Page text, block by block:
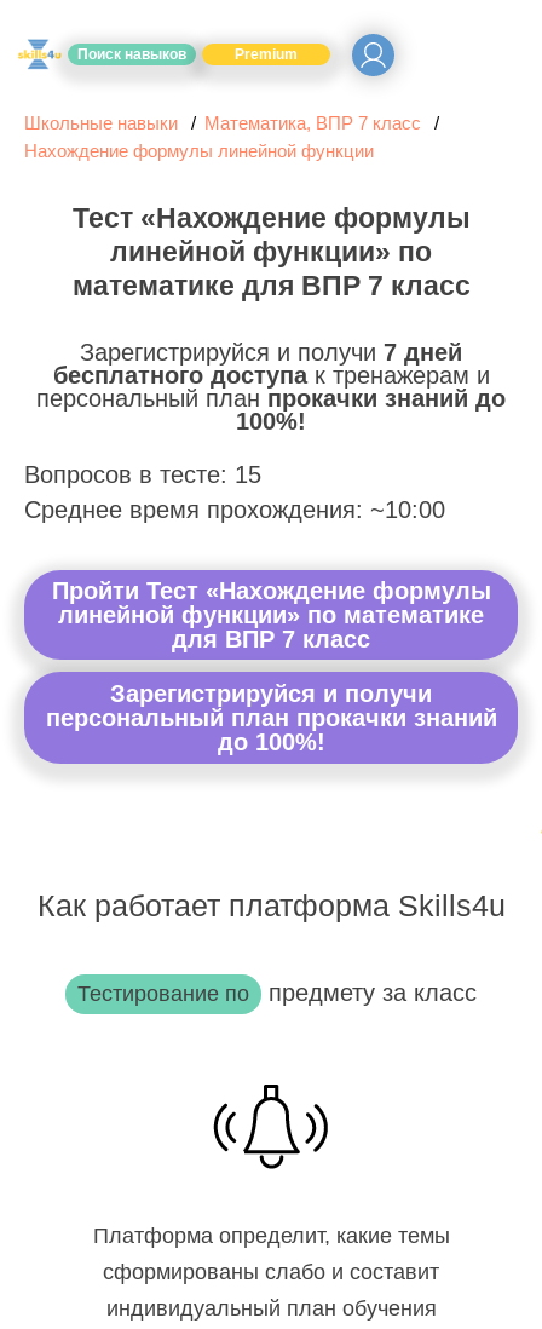
Поиск навыков Premium
Школьные навыки
Математика, ВПР 7 класс
Нахождение формулы линейной функции
Тест «Нахождение формулы
линейной функции» по
математике для ВПР 7 класс
Зарегистрируйся и получи 7 дней
бесплатного доступак тренажерам и
персональный план прокачки знаний до
100%!
Вопросов в тесте: 15
Среднее время прохождения: ~10:00
Пройти Тест «Нахождение формулы
линейной функции» по математике
для ВПР 7 класс
Зарегистрируйся и получи
персональный план прокачки знаний
до 100%!
Как работает платформа Skills4u
Тестирование по предмету за класс
Платформа определит, какие темы
сформированы слабо и составит
индивидуальный план обучения